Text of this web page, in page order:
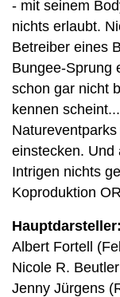
- mit seinem
nichts erlaubt.
Betreiber eines
Bungee-Sprung
schon gar nicht
kennen
einstecken. Und
Intrigen nichts
Koproduktion
Albert Fortell
Nicole R.
Jenny Jürgens